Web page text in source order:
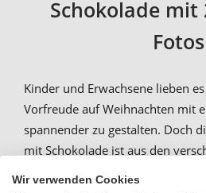
Schokolade mit
Fotos
Kinder und Erwachsene lieben
Vorfreude auf Weihnachten mit
spannender zu gestalten. Doch
mit Schokolade ist aus den
Wir verwenden Cookies